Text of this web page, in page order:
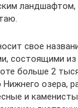
свое
состоящими
больше 2
Нижнего озера,
и